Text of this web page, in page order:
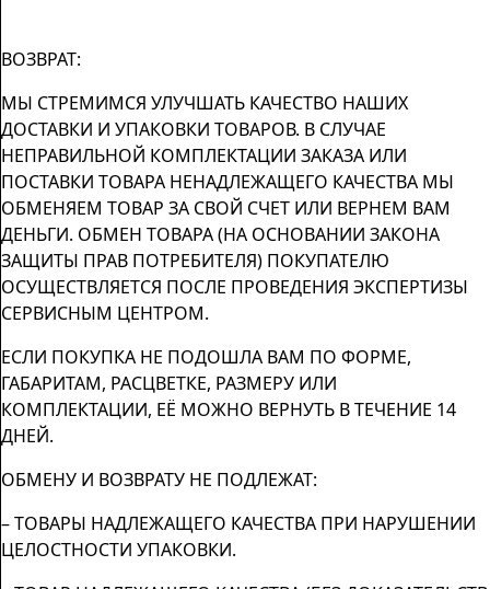
ВОЗВРАТ:
МЫ СТРЕМИМСЯ УЛУЧШАТЬ КАЧЕСТВО НАШИХ
ДОСТАВКИ И УПАКОВКИ ТОВАРОВ. В СЛУЧАЕ
НЕПРАВИЛЬНОЙ КОМПЛЕКТАЦИИ ЗАКАЗА ИЛИ
ПОСТАВКИ ТОВАРА НЕНАДЛЕЖАЩЕГО КАЧЕСТВА МЫ
ОБМЕНЯЕМ ТОВАР ЗА СВОЙ СЧЕТ ИЛИ ВЕРНЕМ ВАМ
ДЕНЬГИ. ОБМЕН ТОВАРА (НА ОСНОВАНИИ ЗАКОНА
ЗАЩИТЫ ПРАВ ПОТРЕБИТЕЛЯ) ПОКУПАТЕЛЮ
ОСУЩЕСТВЛЯЕТСЯ ПОСЛЕ ПРОВЕДЕНИЯ ЭКСПЕРТИЗЫ
СЕРВИСНЫМ ЦЕНТРОМ.
ЕСЛИ ПОКУПКА НЕ ПОДОШЛА ВАМ ПО ФОРМЕ,
ГАБАРИТАМ, РАСЦВЕТКЕ, РАЗМЕРУ ИЛИ
КОМПЛЕКТАЦИИ, ЕЁ МОЖНО ВЕРНУТЬ В ТЕЧЕНИЕ 14
ДНЕЙ.
ОБМЕНУ И ВОЗВРАТУ НЕ ПОДЛЕЖАТ:
– ТОВАРЫ НАДЛЕЖАЩЕГО КАЧЕСТВА ПРИ НАРУШЕНИИ
ЦЕЛОСТНОСТИ УПАКОВКИ.